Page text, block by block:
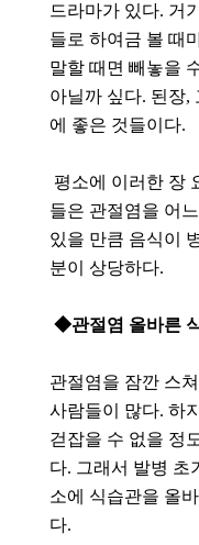
드라마가 있다. 거
들로 하여금 볼 때
말할 때면 빼놓을
아닐까 싶다. 된장,
에 좋은 것들이다.
평소에 이러한 장
들은 관절염을 어
있을 만큼 음식이
분이 상당하다.
◆관절염 올바른
관절염을 잠깐 스
사람들이 많다. 하
걷잡을 수 없을 정
다. 그래서 발병 초
소에 식습관을 올
다.